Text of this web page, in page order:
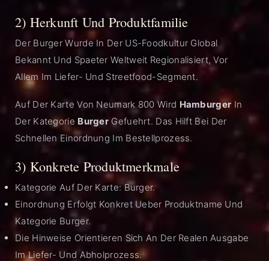
2) Herkunft Und Produktfamilie
Der Burger Wurde In Der US-Foodkultur Global
Bekannt Und Spaeter Weltweit Regionalisiert, Vor
Allem Im Liefer- Und Streetfood-Segment.
Auf Der Karte Von Neumark 800 Wird Hamburger In
Der Kategorie Burger Gefuehrt. Das Hilft Bei Der
Schnellen Einordnung Im Bestellprozess.
3) Konkrete Produktmerkmale
Kategorie Auf Der Karte: Burger.
Einordnung Erfolgt Konkret Ueber Produktname Und
Kategorie Burger.
Die Hinweise Orientieren Sich An Der Realen Ausgabe
Im Liefer- Und Abholprozess.